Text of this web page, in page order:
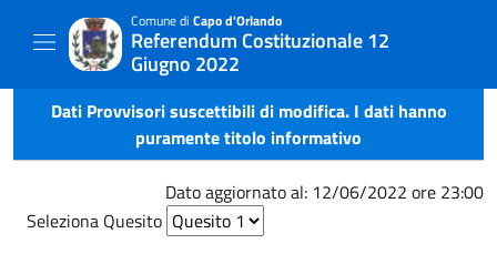
Comune di Capo d'Orlando
Referendum Costituzionale 12
Giugno 2022
Dati Provvisori suscettibili di modifica. I dati hanno
puramente titolo informativo
Dato aggiornato al: 12/06/2022 ore 23:00
Seleziona Quesito